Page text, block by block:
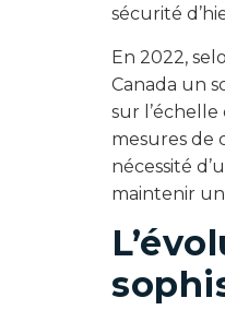
sécurité
En 2022,
Canada un
sur l’échelle
mesures de
nécessité
maintenir